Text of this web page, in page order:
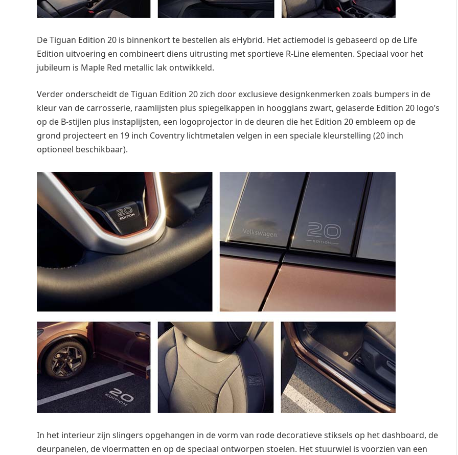
De Tiguan Edition 20 is binnenkort te bestellen als eHybrid. Het actiemodel is gebaseerd op de Life
Edition uitvoering en combineert diens uitrusting met sportieve R-Line elementen. Speciaal voor het
jubileum is Maple Red metallic lak ontwikkeld.
Verder onderscheidt de Tiguan Edition 20 zich door exclusieve designkenmerken zoals bumpers in de
kleur van de carrosserie, raamlijsten plus spiegelkappen in hoogglans zwart, gelaserde Edition 20 logo’s
op de B-stijlen plus instaplijsten, een logoprojector in de deuren die het Edition 20 embleem op de
grond projecteert en 19 inch Coventry lichtmetalen velgen in een speciale kleurstelling (20 inch
optioneel beschikbaar).
In het interieur zijn slingers opgehangen in de vorm van rode decoratieve stiksels op het dashboard, de
deurpanelen, de vloermatten en op de speciaal ontworpen stoelen. Het stuurwiel is voorzien van een